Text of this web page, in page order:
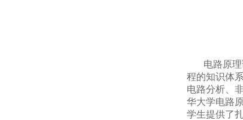
电路原
程的知识体
电路分析、
华大学电路
学生提供了